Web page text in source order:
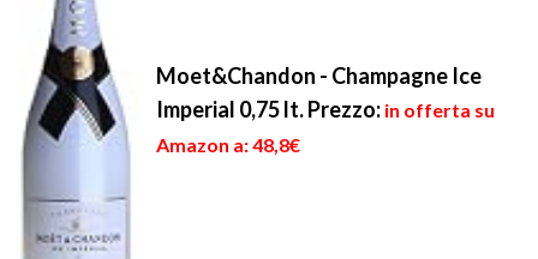
Moet&Chandon - Champagne Ice
Imperial 0,75 lt.Prezzo: in offerta su
Amazon a: 48,8€